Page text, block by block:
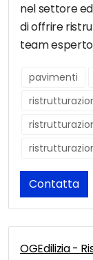
nel settore
di offrire
team
pavimenti
Contatta
OGEdilizia -